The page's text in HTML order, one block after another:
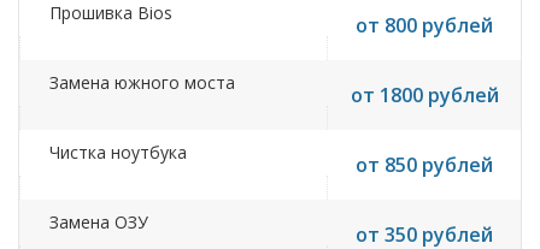
Прошивка Bios от 800 рублей
Замена южного моста от 1800 рублей
Чистка ноутбука от 850 рублей
Замена ОЗУ от 350 рублей